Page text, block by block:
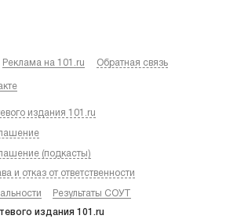
Реклама на 101.ru Обратная связь
издания 101.ru
(подкасты)
и отказ от ответственности
Результаты СОУТ
издания 101.ru